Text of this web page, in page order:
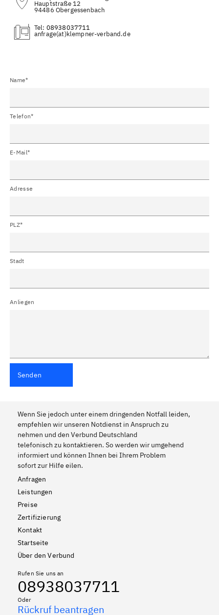
Hauptstraße 12
94486 Obergessenbach
Tel: 08938037711
(at)
Name*
Telefon*
E-Mail*
Adresse
PLZ*
Stadt
Anliegen
Senden
Wenn Sie jedoch unter einem dringenden Notfall leiden,
empfehlen wir unseren Notdienst in Anspruch zu
nehmen und den Verbund Deutschland
telefonisch zu kontaktieren. So werden wir umgehend
informiert und können Ihnen bei Ihrem Problem
sofort zur Hilfe eilen.
Anfragen
Leistungen
Preise
Zertifizierung
Kontakt
Startseite
Über den Verbund
Rufen Sie uns an
08938037711
Oder
Rückruf beantragen